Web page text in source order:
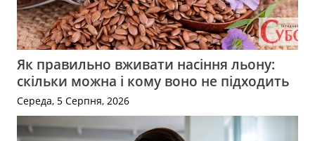
Як правильно вживати насіння льону:
скільки можна і кому воно не підходить
Середа, 5 Серпня, 2026